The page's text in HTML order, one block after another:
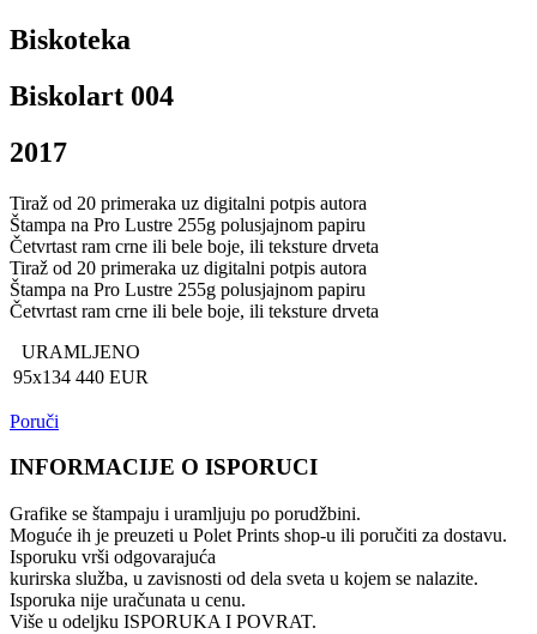
Biskoteka
Biskolart 004
2017
Tiraž od 20 primeraka uz digitalni potpis autora
Štampa na Pro Lustre 255g polusjajnom papiru
Četvrtast ram crne ili bele boje, ili teksture drveta
Tiraž od 20 primeraka uz digitalni potpis autora
Štampa na Pro Lustre 255g polusjajnom papiru
Četvrtast ram crne ili bele boje, ili teksture drveta
URAMLJENO
95x134 440 EUR
Poruči
INFORMACIJE O ISPORUCI
Grafike se štampaju i uramljuju po porudžbini.
Moguće ih je preuzeti u Polet Prints shop-u ili poručiti za dostavu.
Isporuku vrši odgovarajuća
kurirska služba, u zavisnosti od dela sveta u kojem se nalazite.
Isporuka nije uračunata u cenu.
Više u odeljku ISPORUKA I POVRAT.